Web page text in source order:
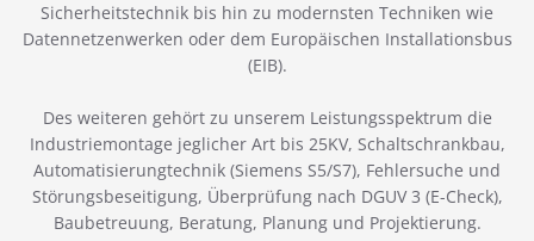
Sicherheitstechnik bis hin zu modernsten Techniken wie
Datennetzenwerken oder dem Europäischen Installationsbus
(EIB).
Des weiteren gehört zu unserem Leistungsspektrum die
Industriemontage jeglicher Art bis 25KV, Schaltschrankbau,
Automatisierungtechnik (Siemens S5/S7), Fehlersuche und
Störungsbeseitigung, Überprüfung nach DGUV 3 (E-Check),
Baubetreuung, Beratung, Planung und Projektierung.